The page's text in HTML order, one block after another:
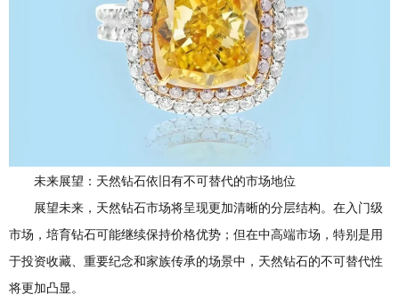
未来展望：天然钻石依旧有不可替代的市场地位
展望未来，天然钻石市场将呈现更加清晰的分层结构。在入门级
市场，培育钻石可能继续保持价格优势；但在中高端市场，特别是用
于投资收藏、重要纪念和家族传承的场景中，天然钻石的不可替代性
将更加凸显。